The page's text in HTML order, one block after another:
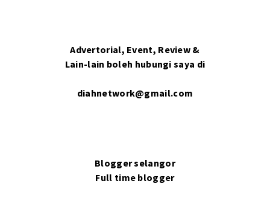
Advertorial, Event, Review &
Lain-lain boleh hubungi saya di
diahnetwork@gmail.com
Blogger selangor
Full time blogger